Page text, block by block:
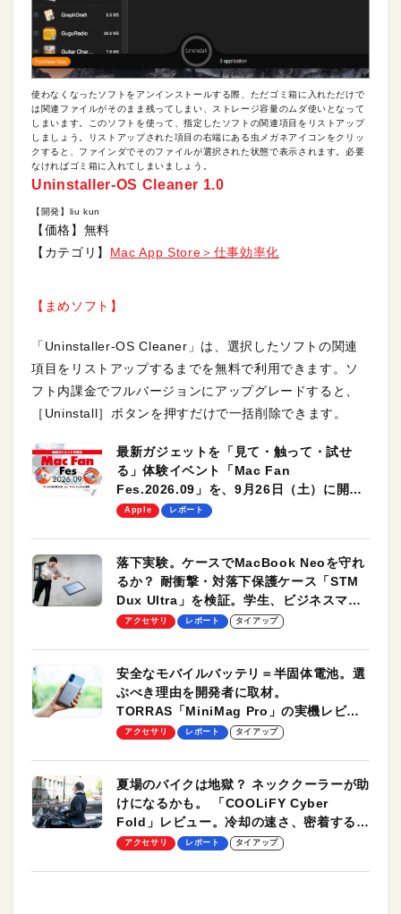
使わなくなったソフトをアンインストールする際、ただゴミ箱に入れただけで
は関連ファイルがそのまま残ってしまい、ストレージ容量のムダ使いとなって
しまいます。このソフトを使って、指定したソフトの関連項目をリストアップ
しましょう。リストアップされた項目の右端にある虫メガネアイコンをクリッ
クすると、ファインダでそのファイルが選択された状態で表示されます。必要
なければゴミ箱に入れてしまいましょう。
Uninstaller-OS Cleaner 1.0
【開発】liu kun
【価格】無料
【カテゴリ】 Mac App Store＞仕事効率化
【まめソフト】
「Uninstaller-OS Cleaner」は、選択したソフトの関連
項目をリストアップするまでを無料で利用できます。ソ
フト内課金でフルバージョンにアップグレードすると、
［Uninstall］ボタンを押すだけで一括削除できます。
最新ガジェットを「見て・触って・試せ
る」体験イベント「Mac Fan
Fes.2026.09」を、9月26日（土）に開催
します！
Apple レポート
落下実験。ケースでMacBook Neoを守れ
るか？ 耐衝撃・対落下保護ケース「STM
Dux Ultra」を検証。学生、ビジネスマン
のモバイルユースに最適！
アクセサリ レポート タイアップ
安全なモバイルバッテリ＝半固体電池。選
ぶべき理由を開発者に取材。
TORRAS「MiniMag Pro」の実機レビュ
ーも
アクセサリ レポート タイアップ
夏場のバイクは地獄？ ネッククーラーが助
けになるかも。 「COOLiFY Cyber
Fold」レビュー。冷却の速さ、密着する冷
却プレート、シンプルな操作性がグッド！
アクセサリ レポート タイアップ